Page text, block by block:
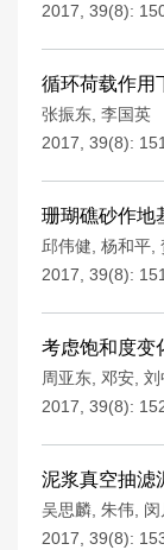
2017, 39(8):
循环荷载作用
张振东 李国英
2017, 39(8):
珊瑚礁砂作地
邱伟健 杨和平
2017, 39(8):
考虑饱和度变
周亚东 邓安 刘
2017, 39(8):
泥浆真空抽滤
吴思麟 朱伟 闵
2017, 39(8):